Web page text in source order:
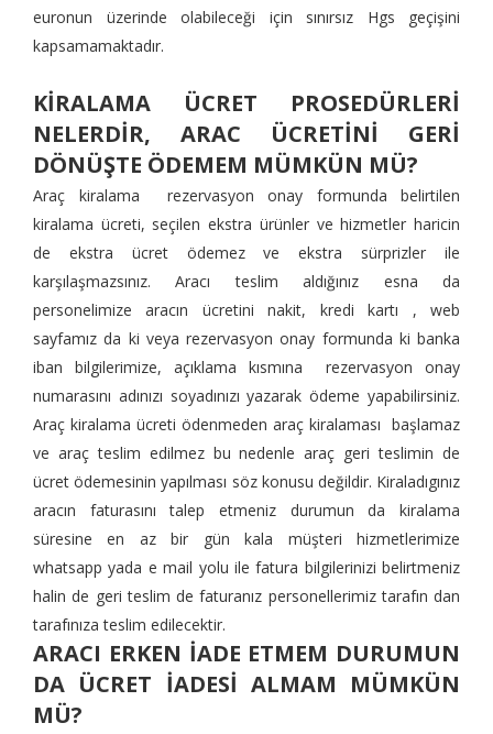
euronun üzerinde olabileceği için sınırsız Hgs geçişini
kapsamamaktadır.
KİRALAMA ÜCRET PROSEDÜRLERİ
NELERDİR, ARAC ÜCRETİNİ GERİ
DÖNÜŞTE ÖDEMEM MÜMKÜN MÜ?
Araç kiralama rezervasyon onay formunda belirtilen
kiralama ücreti, seçilen ekstra ürünler ve hizmetler haricin
de ekstra ücret ödemez ve ekstra sürprizler ile
karşılaşmazsınız. Aracı teslim aldığınız esna da
personelimize aracın ücretini nakit, kredi kartı , web
sayfamız da ki veya rezervasyon onay formunda ki banka
iban bilgilerimize, açıklama kısmına rezervasyon onay
numarasını adınızı soyadınızı yazarak ödeme yapabilirsiniz.
Araç kiralama ücreti ödenmeden araç kiralaması başlamaz
ve araç teslim edilmez bu nedenle araç geri teslimin de
ücret ödemesinin yapılması söz konusu değildir. Kiraladıgınız
aracın faturasını talep etmeniz durumun da kiralama
süresine en az bir gün kala müşteri hizmetlerimize
whatsapp yada e mail yolu ile fatura bilgilerinizi belirtmeniz
halin de geri teslim de faturanız personellerimiz tarafın dan
tarafınıza teslim edilecektir.
ARACI ERKEN İADE ETMEM DURUMUN
DA ÜCRET İADESİ ALMAM MÜMKÜN
MÜ?